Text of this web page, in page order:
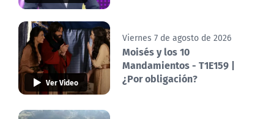
Ver Video
Viernes 7 de agosto de 2026
Moisés y los 10
Mandamientos - T1E159 |
¿Por obligación?